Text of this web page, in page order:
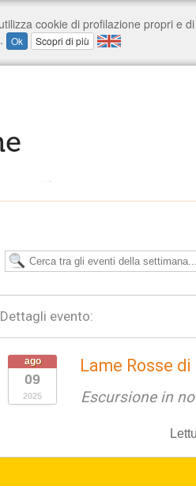
Dettagli evento:
ago
09
2025
Lame Rosse
Escursione in